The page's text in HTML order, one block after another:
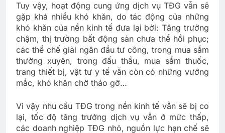
Tuy vậy, hoạt động cung ứng dịch vụ TĐG vẫn sẽ
gặp khá nhiều khó khăn, do tác động của những
khó khăn của nền kinh tế đưa lại bởi: Tăng trưởng
chậm, thị trường bất động sản chưa thể hồi phục;
các thể chế giải ngân đầu tư công, trong mua sắm
thường xuyên, trong đấu thầu, mua sắm thuốc,
trang thiết bị, vật tư y tế vẫn còn có những vướng
mắc, khó khăn chờ tháo gỡ…
Vì vậy nhu cầu TĐG trong nền kinh tế vẫn sẽ bị co
lại, tốc độ tăng trưởng dịch vụ vẫn ở mức thấp,
các doanh nghiệp TĐG nhỏ, nguồn lực hạn chế sẽ